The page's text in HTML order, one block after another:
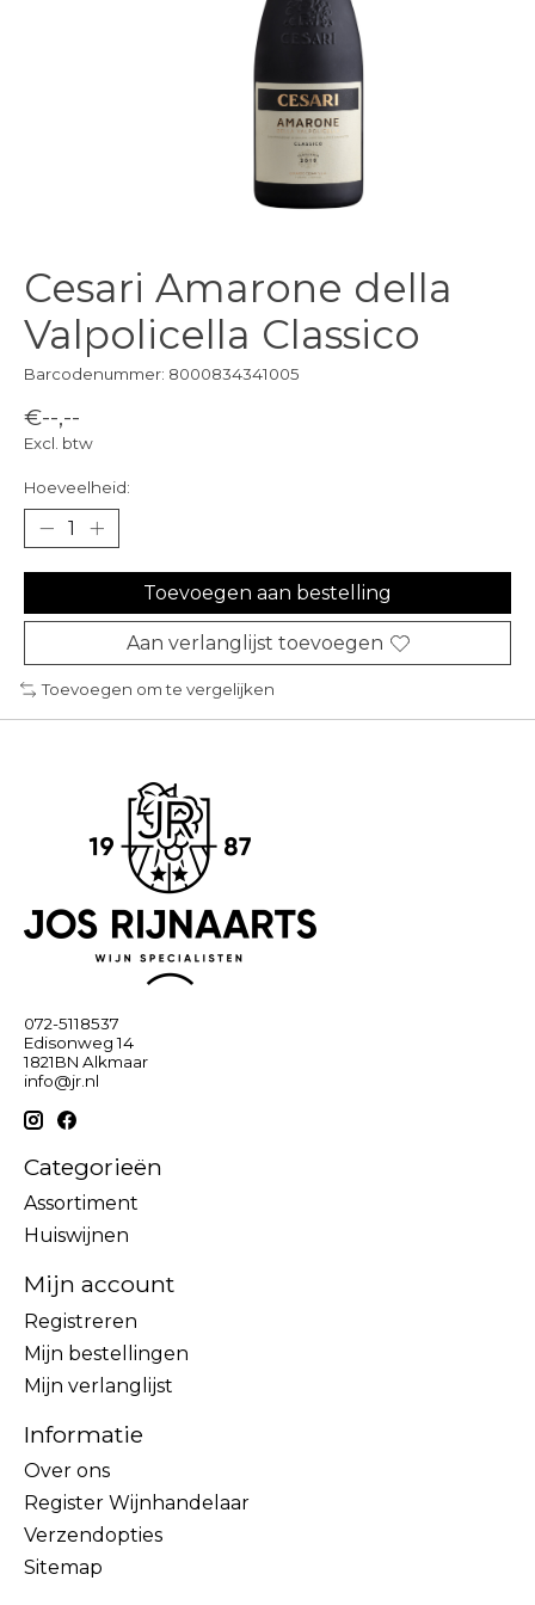
Cesari Amarone della
Valpolicella Classico
Barcodenummer: 8000834341005
€--,--
Excl. btw
Hoeveelheid:
Toevoegen aan bestelling
Aan verlanglijst toevoegen
Toevoegen om te vergelijken
072-5118537
Edisonweg 14
1821BN Alkmaar
info@jr.nl
Categorieën
Assortiment
Huiswijnen
Mijn account
Registreren
Mijn bestellingen
Mijn verlanglijst
Informatie
Over ons
Register Wijnhandelaar
Verzendopties
Sitemap